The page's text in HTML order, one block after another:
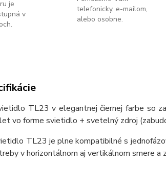
je
v
telefonicky, e-mailom,
alebo osobne.
TL23 v elegantnej čiernej farbe so
vo forme svietidlo + svetelný zdroj
TL23 je plne kompatibilné s
v horizontálnom aj vertikálnom smere